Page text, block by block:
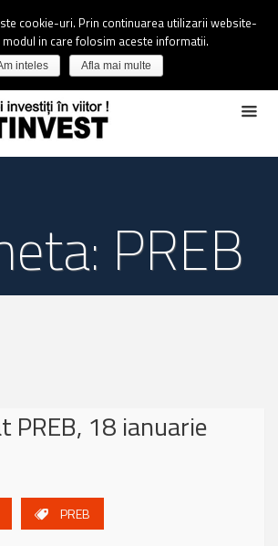
PREB
PREB, 18 ianuarie
PREB
cookie-uri. Prin continuarea utilizarii website-
modul in care folosim aceste informatii.
inteles Afla mai multe